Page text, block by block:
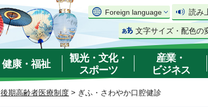
Foreign language 読み
文字サイズ・配色の
健康・福祉
観光・文化・
スポーツ
産業・
ビジネス
後期高齢者医療制度 > ぎふ・さわやか口腔健診